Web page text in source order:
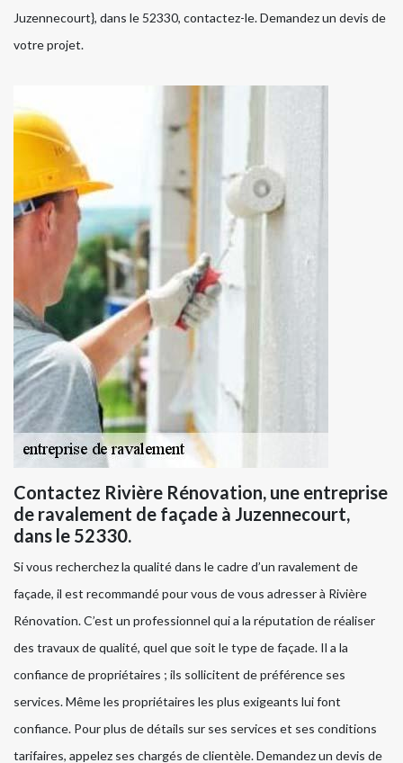
Juzennecourt}, dans le 52330, contactez-le. Demandez un devis de
votre projet.
Contactez Rivière Rénovation, une entreprise
de ravalement de façade à Juzennecourt,
dans le 52330.
Si vous recherchez la qualité dans le cadre d’un ravalement de
façade, il est recommandé pour vous de vous adresser à Rivière
Rénovation. C’est un professionnel qui a la réputation de réaliser
des travaux de qualité, quel que soit le type de façade. Il a la
confiance de propriétaires ; ils sollicitent de préférence ses
services. Même les propriétaires les plus exigeants lui font
confiance. Pour plus de détails sur ses services et ses conditions
tarifaires, appelez ses chargés de clientèle. Demandez un devis de